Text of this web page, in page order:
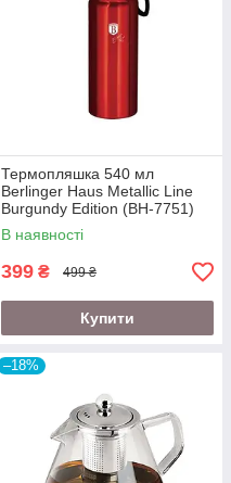
Термопляшка 540 мл
Berlinger Haus Metallic Line
Burgundy Edition (BH-7751)
В наявності
399 ₴ 499 ₴
Купити
–18%